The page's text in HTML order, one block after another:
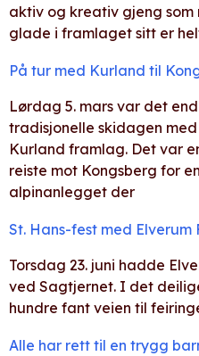
aktiv og kreativ gjeng
glade i framlaget sitt er
På tur med Kurland til
Lørdag 5. mars var det
tradisjonelle skidagen
Kurland framlag. Det var
reiste mot Kongsberg for
alpinanlegget der
St. Hans-fest med Elverum
Torsdag 23. juni hadde
ved Sagtjernet. I det
hundre fant veien til
Alle har rett til en trygg